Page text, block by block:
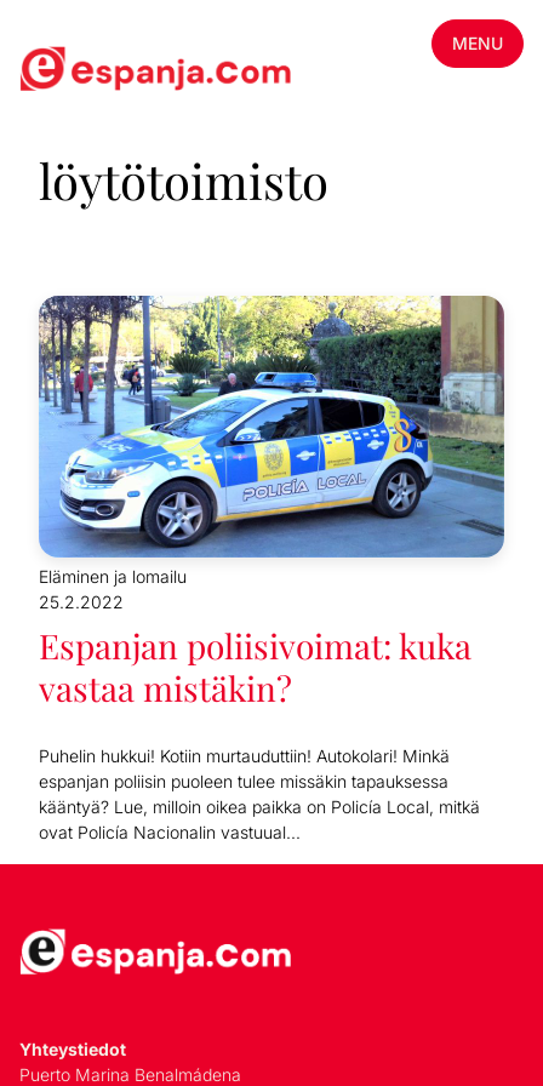
MENU
löytötoimisto
Eläminen ja lomailu
25.2.2022
Espanjan poliisivoimat: kuka
vastaa mistäkin?
Puhelin hukkui! Kotiin murtauduttiin! Autokolari! Minkä
espanjan poliisin puoleen tulee missäkin tapauksessa
kääntyä? Lue, milloin oikea paikka on Policía Local, mitkä
ovat Policía Nacionalin vastuual...
Yhteystiedot
Puerto Marina Benalmádena